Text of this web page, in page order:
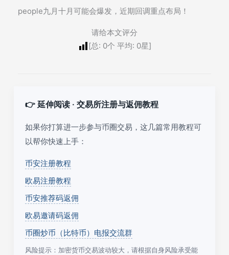
people九月十月可能会爆发，近期回调重点布局！
请给本文评分
[总: 0个 平均: 0星]
👉 延伸阅读 · 交易所注册与返佣教程
如果你打算进一步参与币圈交易，这几篇常用教程可
以帮你快速上手：
币安注册教程
欧易注册教程
币安推荐码返佣
欧易邀请码返佣
币圈炒币（比特币）电报交流群
风险提示：加密货币交易波动较大，请根据自身风险承受能